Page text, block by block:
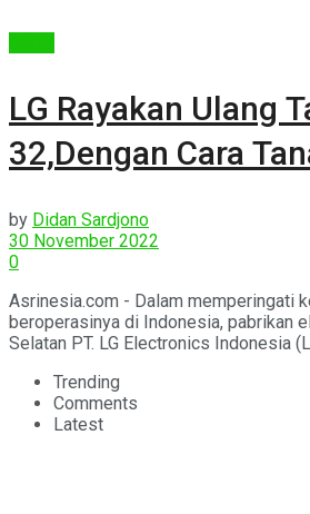
LG Rayakan Ulang
32,Dengan Cara
by Didan Sardjono
30 November 2022
0
Asrinesia.com - Dalam memperingati
beroperasinya di Indonesia, pabrikan
Selatan PT. LG Electronics Indonesia
Trending
Comments
Latest